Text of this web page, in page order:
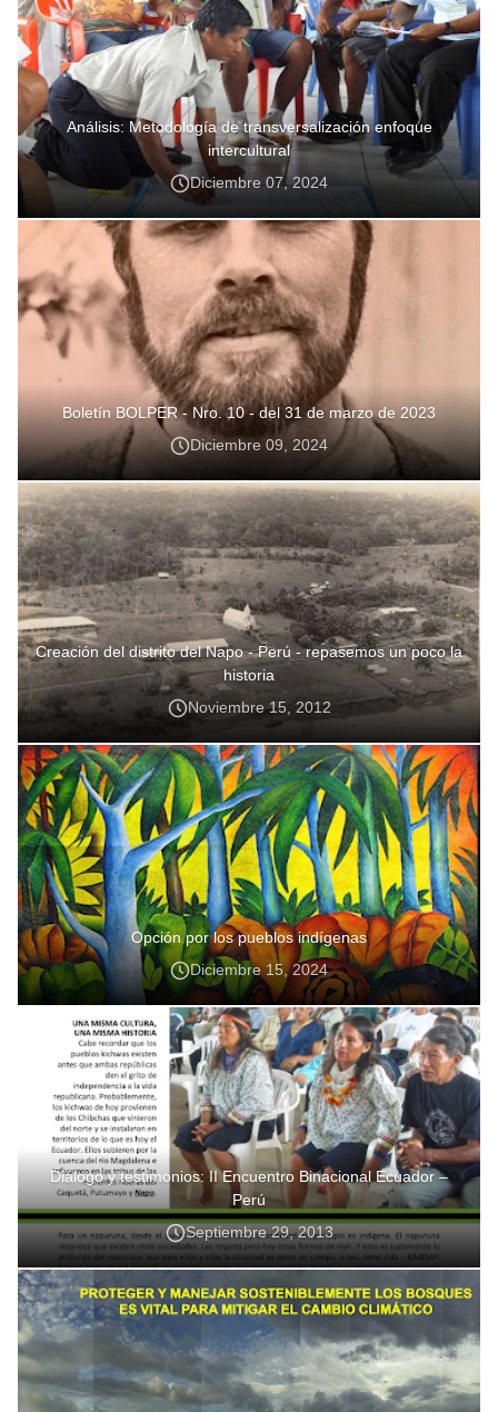
Análisis: Metodología de transversalización enfoque
intercultural
Diciembre 07, 2024
Boletín BOLPER - Nro. 10 - del 31 de marzo de 2023
Diciembre 09, 2024
Creación del distrito del Napo - Perú - repasemos un poco la
historia
Noviembre 15, 2012
Opción por los pueblos indígenas
Diciembre 15, 2024
Diálogo y testimonios: II Encuentro Binacional Ecuador –
Perú
Septiembre 29, 2013